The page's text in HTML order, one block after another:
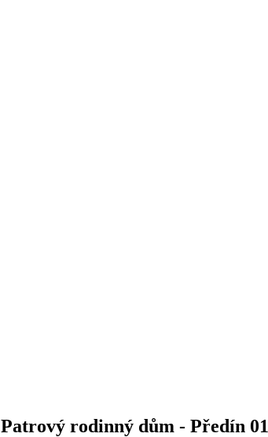
Patrový rodinný dům - Předín 01